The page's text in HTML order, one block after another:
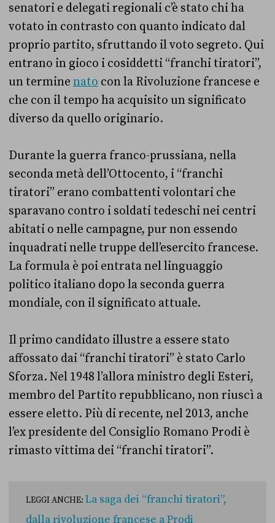
senatori e delegati regionali c’è stato chi ha
votato in contrasto con quanto indicato dal
proprio partito, sfruttando il voto segreto. Qui
entrano in gioco i cosiddetti “franchi tiratori”,
un termine nato con la Rivoluzione francese e
che con il tempo ha acquisito un significato
diverso da quello originario.
Durante la guerra franco-prussiana, nella
seconda metà dell’Ottocento, i “franchi
tiratori” erano combattenti volontari che
sparavano contro i soldati tedeschi nei centri
abitati o nelle campagne, pur non essendo
inquadrati nelle truppe dell’esercito francese.
La formula è poi entrata nel linguaggio
politico italiano dopo la seconda guerra
mondiale, con il significato attuale.
Il primo candidato illustre a essere stato
affossato dai “franchi tiratori” è stato Carlo
Sforza. Nel 1948 l’allora ministro degli Esteri,
membro del Partito repubblicano, non riuscì a
essere eletto. Più di recente, nel 2013, anche
l’ex presidente del Consiglio Romano Prodi è
rimasto vittima dei “franchi tiratori”.
LEGGI ANCHE: La saga dei “franchi tiratori”,
dalla rivoluzione francese a Prodi